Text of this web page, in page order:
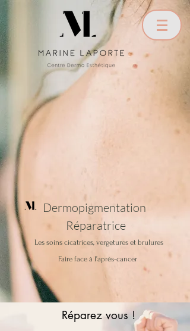
Dermopigmentation
Réparatrice
Les soins cicatrices, vergetures et brulures
Faire face à l’après-cancer
Réparez vous !